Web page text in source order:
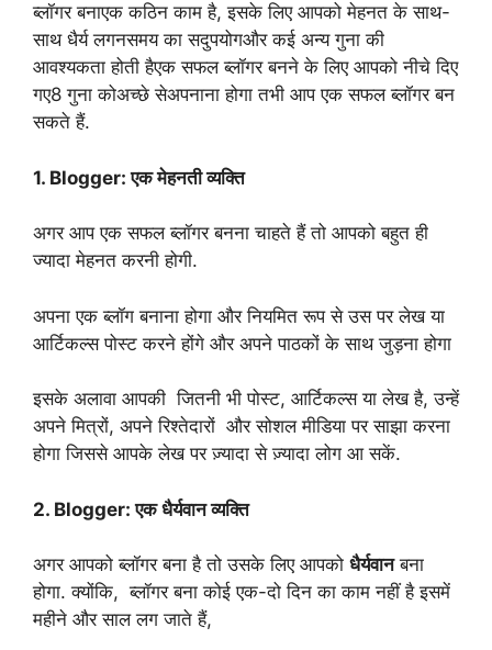
ब्लॉगर बनाएक कठिन काम है, इसके लिए आपको मेहनत के साथ-
साथ धैर्य लगनसमय का सदुपयोगऔर कई अन्य गुना की
आवश्यकता होती हैएक सफल ब्लॉगर बनने के लिए आपको नीचे दिए
गए8 गुना कोअच्छे सेअपनाना होगा तभी आप एक सफल ब्लॉगर बन
सकते हैं.
1. Blogger: एक मेहनती व्यक्ति
अगर आप एक सफल ब्लॉगर बनना चाहते हैं तो आपको बहुत ही
ज्यादा मेहनत करनी होगी.
अपना एक ब्लॉग बनाना होगा और नियमित रूप से उस पर लेख या
आर्टिकल्स पोस्ट करने होंगे और अपने पाठकों के साथ जुड़ना होगा
इसके अलावा आपकी जितनी भी पोस्ट, आर्टिकल्स या लेख है, उन्हें
अपने मित्रों, अपने रिश्तेदारों और सोशल मीडिया पर साझा करना
होगा जिससे आपके लेख पर ज़्यादा से ज़्यादा लोग आ सकें.
2. Blogger: एक धैर्यवान व्यक्ति
अगर आपको ब्लॉगर बना है तो उसके लिए आपको धैर्यवानबना
होगा. क्योंकि, ब्लॉगर बना कोई एक-दो दिन का काम नहीं है इसमें
महीने और साल लग जाते हैं,